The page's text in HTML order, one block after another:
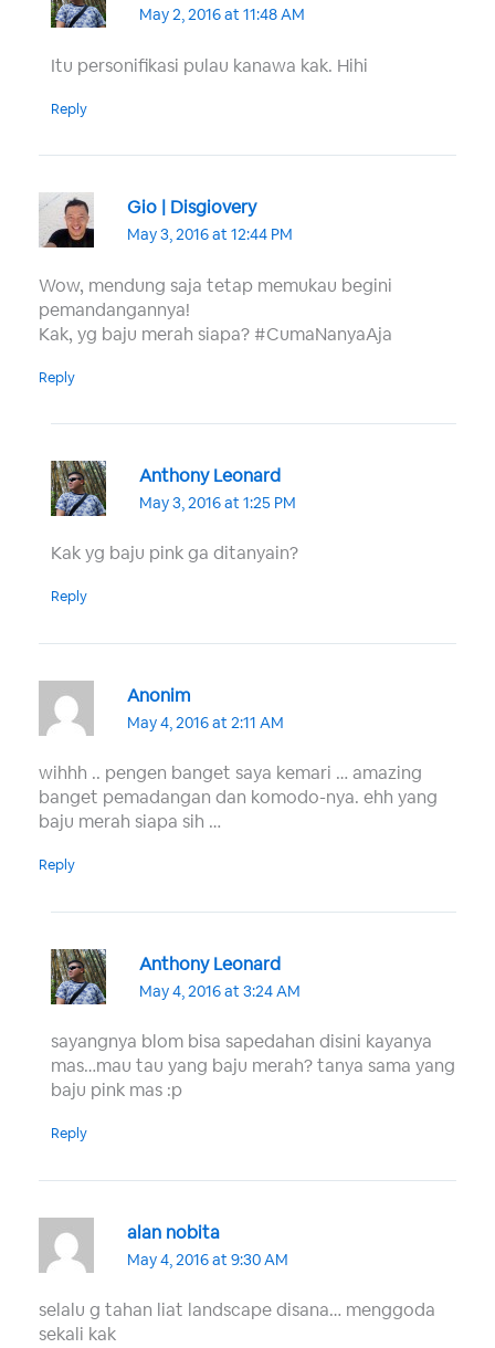
May 2, 2016 at 11:48 AM
Itu personifikasi pulau kanawa kak. Hihi
Reply
Gio | Disgiovery
May 3, 2016 at 12:44 PM
Wow, mendung saja tetap memukau begini
pemandangannya!
Kak, yg baju merah siapa? #CumaNanyaAja
Reply
Anthony Leonard
May 3, 2016 at 1:25 PM
Kak yg baju pink ga ditanyain?
Reply
Anonim
May 4, 2016 at 2:11 AM
wihhh .. pengen banget saya kemari … amazing
banget pemadangan dan komodo-nya. ehh yang
baju merah siapa sih …
Reply
Anthony Leonard
May 4, 2016 at 3:24 AM
sayangnya blom bisa sapedahan disini kayanya
mas…mau tau yang baju merah? tanya sama yang
baju pink mas :p
Reply
alan nobita
May 4, 2016 at 9:30 AM
selalu g tahan liat landscape disana… menggoda
sekali kak